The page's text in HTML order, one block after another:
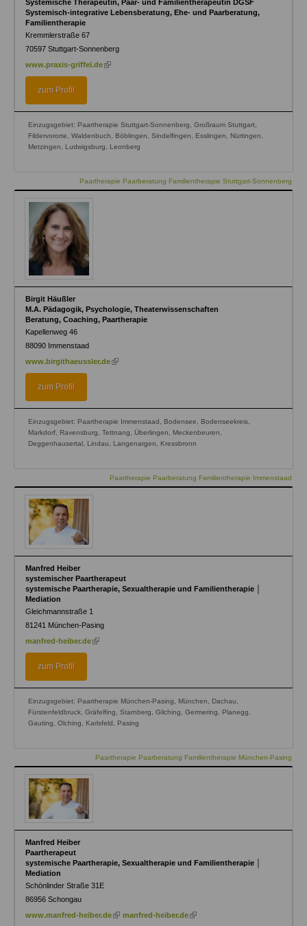
Systemische Therapeutin, Paar- und Familientherapeutin DGSF
Systemisch-integrative Lebensberatung, Ehe- und Paarberatung,
Familientherapie
Kremmlerstraße 67
70597 Stuttgart-Sonnenberg
www.praxis-griffel.de (link
zum Profil
Einzugsgebiet: Paartherapie Stuttgart-Sonnenberg, Großraum Stuttgart,
Fildervororte, Waldenbuch, Böblingen, Sindelfingen, Esslingen, Nürtingen,
Metzingen, Ludwigsburg, Leonberg
Paartherapie Paarberatung Familientherapie Stuttgart-Sonnenberg
Birgit Häußler
M.A. Pädagogik, Psychologie, Theaterwissenschaften
Beratung, Coaching, Paartherapie
Kapellenweg 46
88090 Immenstaad
www.birgithaeussler.de (link
zum Profil
Einzugsgebiet: Paartherapie Immenstaad, Bodensee, Bodenseekreis,
Markdorf, Ravensburg, Tettnang, Überlingen, Meckenbeuren,
Deggenhausertal, Lindau, Langenargen, Kressbronn
Paartherapie Paarberatung Familientherapie Immenstaad
Manfred Heiber
systemischer Paartherapeut
systemische Paartherapie, Sexualtherapie und Familientherapie │
Mediation
Gleichmannstraße 1
81241 München-Pasing
manfred-heiber.de (link
zum Profil
Einzugsgebiet: Paartherapie München-Pasing, München, Dachau,
Fürstenfeldbruck, Gräfelfing, Starnberg, Gilching, Germering, Planegg,
Gauting, Olching, Karlsfeld, Pasing
Paartherapie Paarberatung Familientherapie München-Pasing
Manfred Heiber
Paartherapeut
systemische Paartherapie, Sexualtherapie und Familientherapie │
Mediation
Schönlinder Straße 31E
86956 Schongau
www.manfred-heiber.de (linkmanfred-heiber.de (link